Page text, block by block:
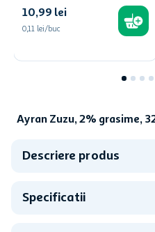
10,99 lei
0,11 lei/buc
Ayran Zuzu, 2% grasime,
Descriere produs
Specificatii